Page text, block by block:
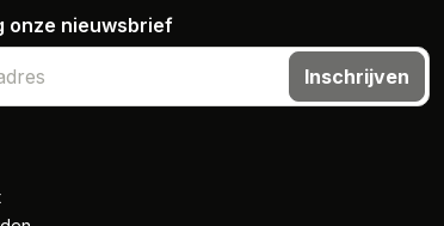
onze nieuwsbrief
Inschrijven